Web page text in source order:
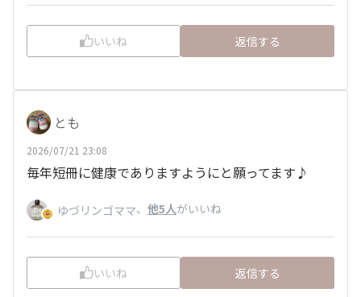
いいね 返信する
とも
2026/07/21 23:08
毎年短冊に健康でありますようにと願ってます♪
ゆづリンゴママ、 他5人がいいね
いいね 返信する